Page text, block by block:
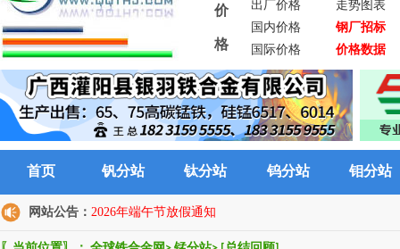
价
格
出厂价格
走势图表
国内价格
钢厂招标
国际价格
价格数据
首页 钒分站 钛分站 钨分站 钼分站
网站公告： 2026年端午节放假通知